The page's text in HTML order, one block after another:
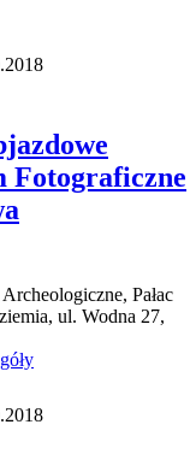
Fotograficzne
Pałac
ul. Wodna 27,